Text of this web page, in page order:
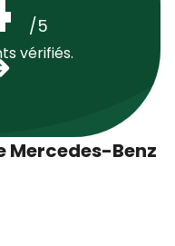
12:00 13:30 - 18:00
12:00 13:30 - 18:00
fermé
/5
vérifiés.
Mercedes-Benz